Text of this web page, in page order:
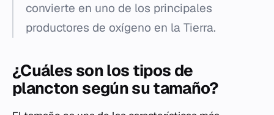
convierte en uno de los principales
productores de oxígeno en la Tierra.
¿Cuáles son los tipos de
plancton según su tamaño?